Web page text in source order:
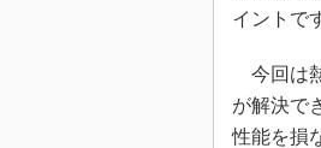
イントで
今回は
が解決で
性能を損